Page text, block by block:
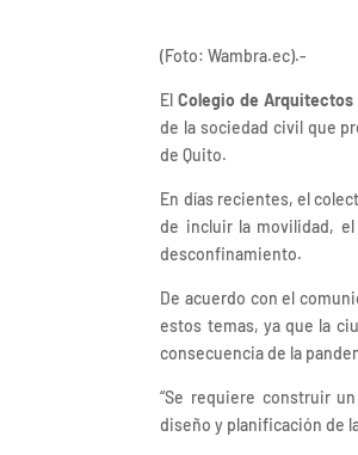
(Foto: Wambra.ec).-
ElColegio de
de la sociedad civil que
de Quito.
En días recientes, el
de incluir la movilidad,
desconfinamiento.
De acuerdo con el
estos temas, ya que la
consecuencia de la
“Se requiere construir
diseño y planificación de